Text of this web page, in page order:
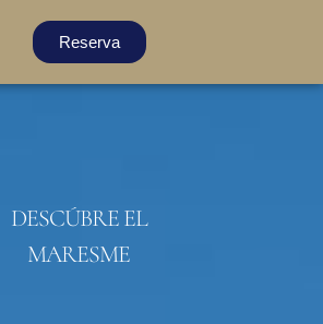
Reserva
DESCÚBRE EL
MARESME